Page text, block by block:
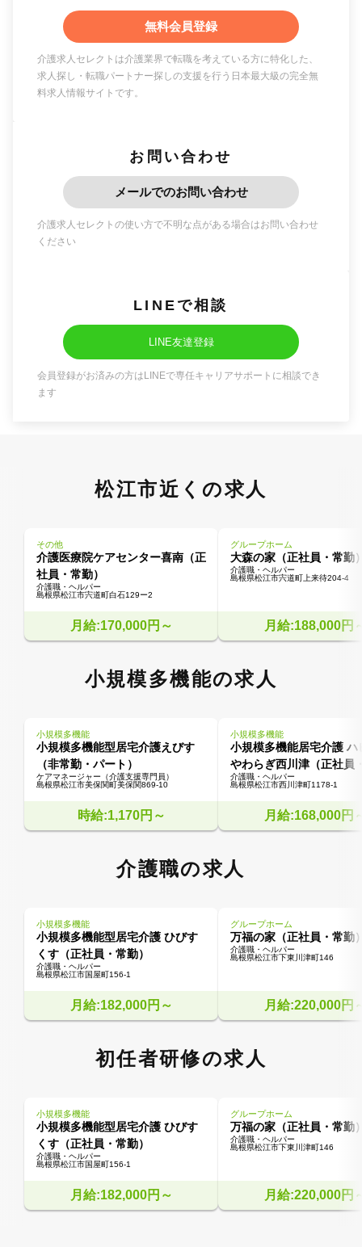
無料会員登録
介護求人セレクトは介護業界で転職を考えている方に特化した、
求人探し・転職パートナー探しの支援を行う日本最大級の完全無
料求人情報サイトです。
お問い合わせ
メールでのお問い合わせ
介護求人セレクトの使い方で不明な点がある場合はお問い合わせ
ください
LINEで相談
LINE友達登録
会員登録がお済みの方はLINEで専任キャリアサポートに相談でき
ます
松江市近くの求人
その他
介護医療院ケアセンター喜南（正
社員・常勤）
介護職・ヘルパー
島根県松江市宍道町白石129ー2
月給:170,000円～
グループホーム
大森の家（正社員・常勤
介護職・ヘルパー
島根県松江市宍道町上来待204-4
月給:188,000円
小規模多機能の求人
小規模多機能
小規模多機能型居宅介護えびす
（非常勤・パート）
ケアマネージャー（介護支援専門員）
島根県松江市美保関町美保関869-10
時給:1,170円～
小規模多機能
小規模多機能居宅介護 ハ
やわらぎ西川津（正社員
介護職・ヘルパー
島根県松江市西川津町1178-1
月給:168,000円
介護職の求人
小規模多機能
小規模多機能型居宅介護 ひびす
くす（正社員・常勤）
介護職・ヘルパー
島根県松江市国屋町156-1
月給:182,000円～
グループホーム
万福の家（正社員・常勤
介護職・ヘルパー
島根県松江市下東川津町146
月給:220,000円
初任者研修の求人
小規模多機能
小規模多機能型居宅介護 ひびす
くす（正社員・常勤）
介護職・ヘルパー
島根県松江市国屋町156-1
月給:182,000円～
グループホーム
万福の家（正社員・常勤
介護職・ヘルパー
島根県松江市下東川津町146
月給:220,000円